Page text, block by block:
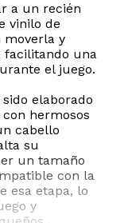
a un recién
vinilo de
moverla y
facilitando una
el juego.
elaborado
hermosos
cabello
su
un tamaño
con la
esa etapa, lo
y